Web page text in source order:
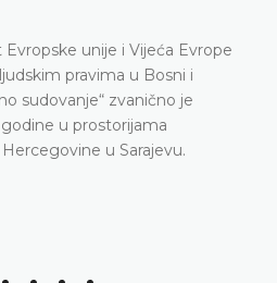
Ustavnog suda u 2025. godini, ali i
Ustavni sud suočava posljednjih
nepopunjenosti sudijskog sastava
DETALJNIJE